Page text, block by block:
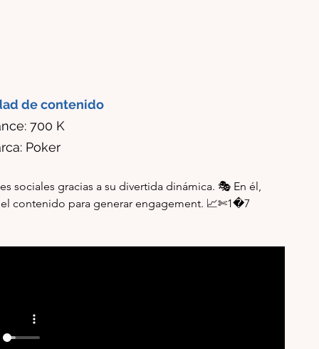
de contenido
700 K
Poker
sociales gracias a su divertida dinámica. 🎭 En él,
contenido para generar engagement. 📈✄1�7